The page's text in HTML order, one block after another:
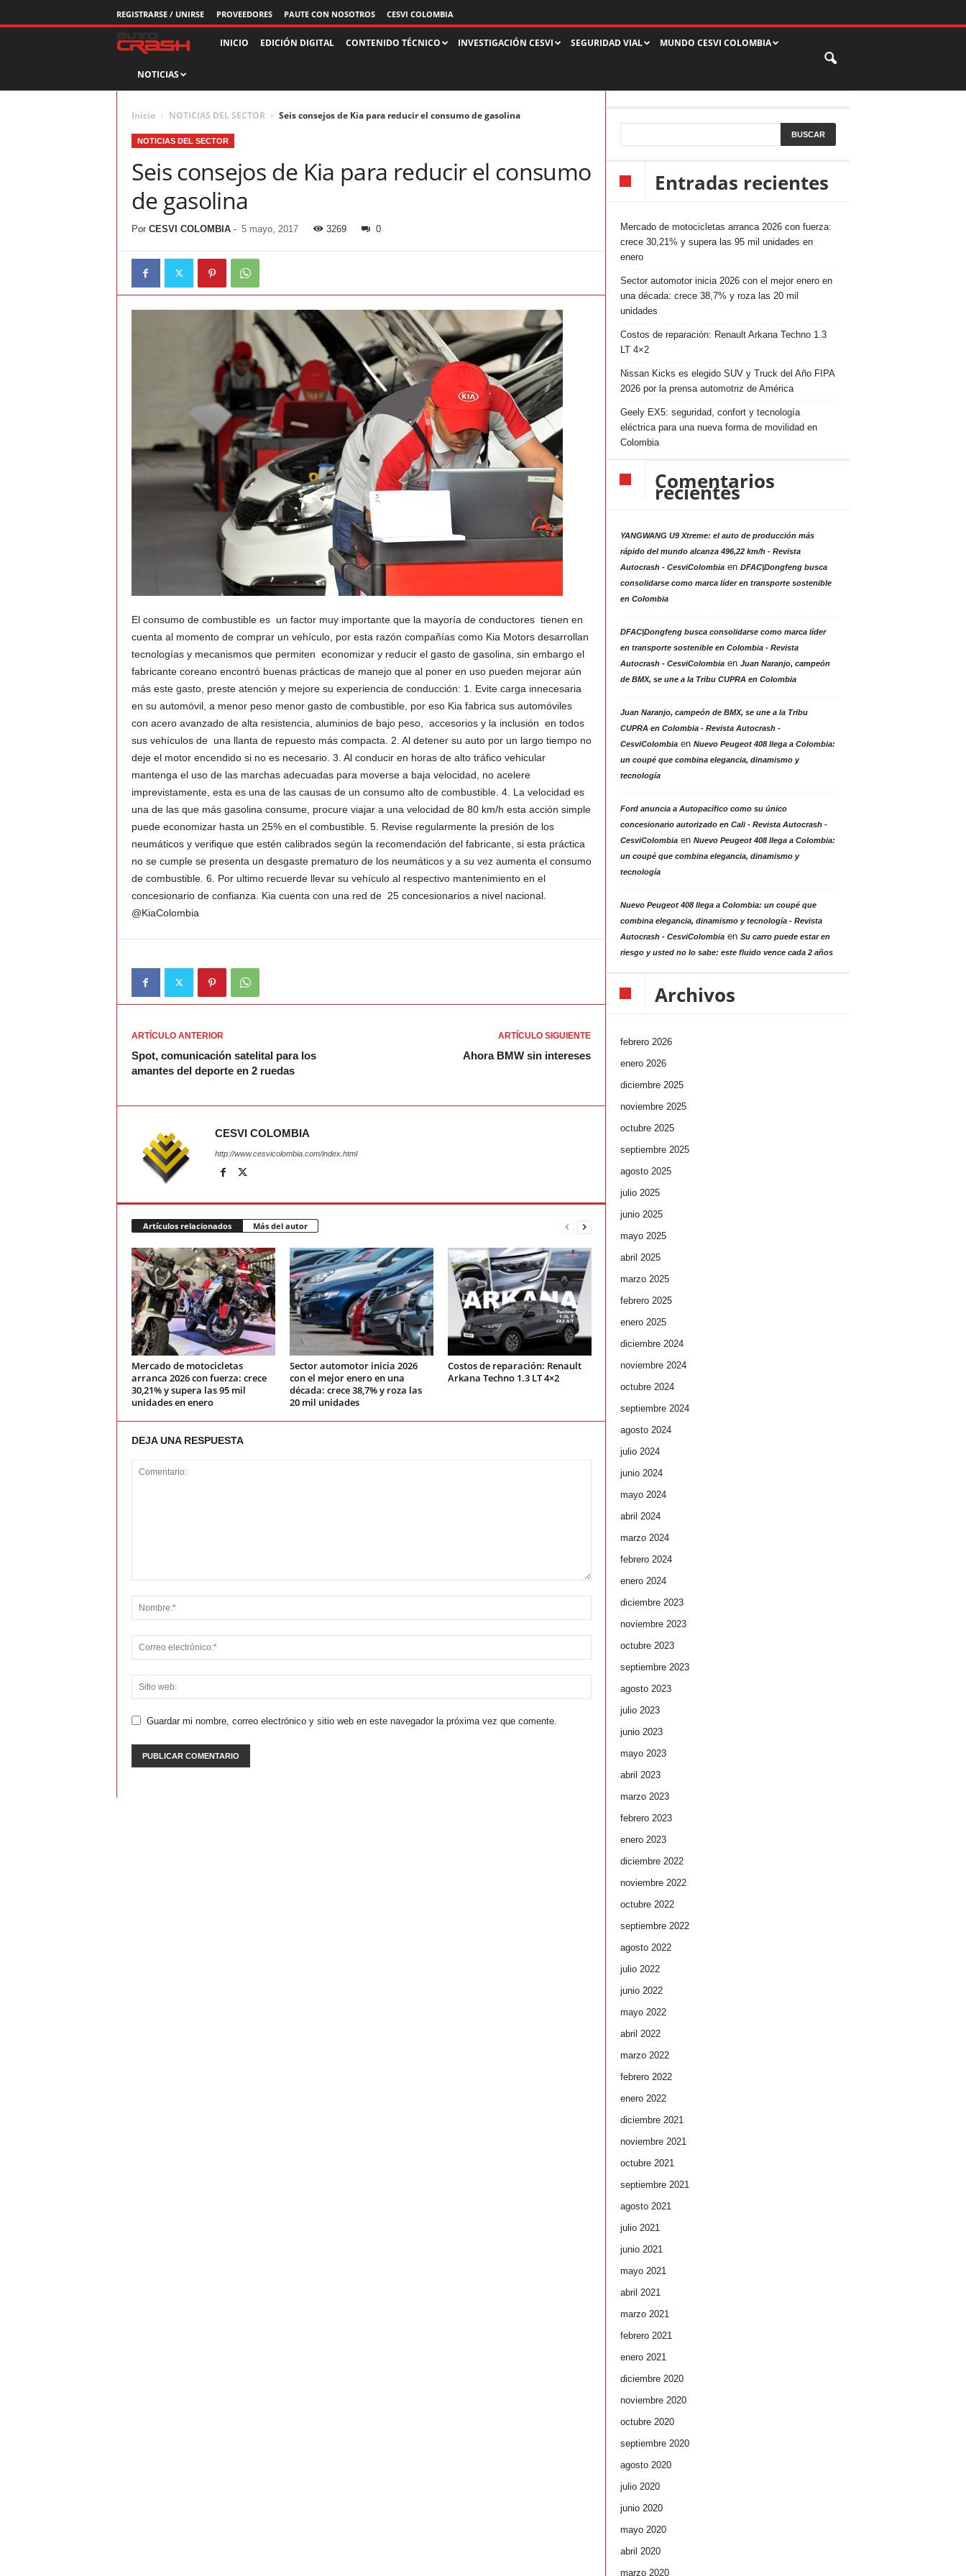
REGISTRARSE / UNIRSE PROVEEDORES PAUTE CON NOSOTROS CESVI COLOMBIA
i
s
a
u
c
s
s
v
i
C
o
o
m
b
INICIO EDICIÓN DIGITAL CONTENIDO TÉCNICO INVESTIGACIÓN CESVI SEGURIDAD VIAL MUNDO CESVI COLOMBIA
NOTICIAS
Inicio NOTICIAS DEL SECTOR Seis consejos de Kia para reducir el consumo de gasolina
NOTICIAS DEL SECTOR
Seis consejos de Kia para reducir el consumo
de gasolina
Por CESVI COLOMBIA- 5 mayo, 2017 3269 0
El consumo de combustible es un factor muy importante que la mayoría de conductores tienen en
cuenta al momento de comprar un vehículo, por esta razón compañías como Kia Motors desarrollan
tecnologías y mecanismos que permiten economizar y reducir el gasto de gasolina, sin embargo el
fabricante coreano encontró buenas prácticas de manejo que al poner en uso pueden mejorar aún
más este gasto, preste atención y mejore su experiencia de conducción: 1. Evite carga innecesaria
en su automóvil, a menor peso menor gasto de combustible, por eso Kia fabrica sus automóviles
con acero avanzado de alta resistencia, aluminios de bajo peso, accesorios y la inclusión en todos
sus vehículos de una llanta de repuesto más compacta. 2. Al detener su auto por un largo tiempo no
deje el motor encendido si no es necesario. 3. Al conducir en horas de alto tráfico vehicular
mantenga el uso de las marchas adecuadas para moverse a baja velocidad, no acelere
imprevistamente, esta es una de las causas de un consumo alto de combustible. 4. La velocidad es
una de las que más gasolina consume, procure viajar a una velocidad de 80 km/h esta acción simple
puede economizar hasta un 25% en el combustible. 5. Revise regularmente la presión de los
neumáticos y verifique que estén calibrados según la recomendación del fabricante, si esta práctica
no se cumple se presenta un desgaste prematuro de los neumáticos y a su vez aumenta el consumo
de combustible. 6. Por ultimo recuerde llevar su vehículo al respectivo mantenimiento en el
concesionario de confianza. Kia cuenta con una red de 25 concesionarios a nivel nacional.
@KiaColombia
ARTÍCULO ANTERIOR
Spot, comunicación satelital para los
amantes del deporte en 2 ruedas
ARTÍCULO SIGUIENTE
Ahora BMW sin intereses
CESVI COLOMBIA
http://www.cesvicolombia.com/index.html
Artículos relacionados Más del autor
Mercado de motocicletas
arranca 2026 con fuerza: crece
30,21% y supera las 95 mil
unidades en enero
Sector automotor inicia 2026
con el mejor enero en una
década: crece 38,7% y roza las
20 mil unidades
Costos de reparación: Renault
Arkana Techno 1.3 LT 4×2
DEJA UNA RESPUESTA
Guardar mi nombre, correo electrónico y sitio web en este navegador la próxima vez que comente.
Entradas recientes
Mercado de motocicletas arranca 2026 con fuerza:
crece 30,21% y supera las 95 mil unidades en
enero
Sector automotor inicia 2026 con el mejor enero en
una década: crece 38,7% y roza las 20 mil
unidades
Costos de reparación: Renault Arkana Techno 1.3
LT 4×2
Nissan Kicks es elegido SUV y Truck del Año FIPA
2026 por la prensa automotriz de América
Geely EX5: seguridad, confort y tecnología
eléctrica para una nueva forma de movilidad en
Colombia
Comentarios
recientes
YANGWANG U9 Xtreme: el auto de producción más
rápido del mundo alcanza 496,22 km/h - Revista
Autocrash - CesviColombiaen DFAC|Dongfeng busca
consolidarse como marca líder en transporte sostenible
en Colombia
DFAC|Dongfeng busca consolidarse como marca líder
en transporte sostenible en Colombia - Revista
Autocrash - CesviColombiaen Juan Naranjo, campeón
de BMX, se une a la Tribu CUPRA en Colombia
Juan Naranjo, campeón de BMX, se une a la Tribu
CUPRA en Colombia - Revista Autocrash -
CesviColombiaen Nuevo Peugeot 408 llega a Colombia:
un coupé que combina elegancia, dinamismo y
tecnología
Ford anuncia a Autopacífico como su único
concesionario autorizado en Cali - Revista Autocrash -
CesviColombiaen Nuevo Peugeot 408 llega a Colombia:
un coupé que combina elegancia, dinamismo y
tecnología
Nuevo Peugeot 408 llega a Colombia: un coupé que
combina elegancia, dinamismo y tecnología - Revista
Autocrash - CesviColombiaen Su carro puede estar en
riesgo y usted no lo sabe: este fluido vence cada 2 años
Archivos
febrero 2026
enero 2026
diciembre 2025
noviembre 2025
octubre 2025
septiembre 2025
agosto 2025
julio 2025
junio 2025
mayo 2025
abril 2025
marzo 2025
febrero 2025
enero 2025
diciembre 2024
noviembre 2024
octubre 2024
septiembre 2024
agosto 2024
julio 2024
junio 2024
mayo 2024
abril 2024
marzo 2024
febrero 2024
enero 2024
diciembre 2023
noviembre 2023
octubre 2023
septiembre 2023
agosto 2023
julio 2023
junio 2023
mayo 2023
abril 2023
marzo 2023
febrero 2023
enero 2023
diciembre 2022
noviembre 2022
octubre 2022
septiembre 2022
agosto 2022
julio 2022
junio 2022
mayo 2022
abril 2022
marzo 2022
febrero 2022
enero 2022
diciembre 2021
noviembre 2021
octubre 2021
septiembre 2021
agosto 2021
julio 2021
junio 2021
mayo 2021
abril 2021
marzo 2021
febrero 2021
enero 2021
diciembre 2020
noviembre 2020
octubre 2020
septiembre 2020
agosto 2020
julio 2020
junio 2020
mayo 2020
abril 2020
marzo 2020